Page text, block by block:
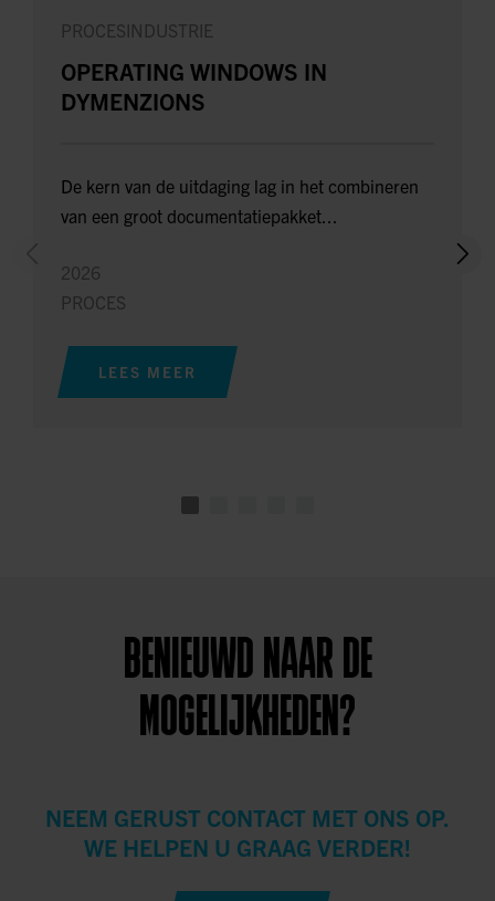
PROCESINDUSTRIE
OPERATING WINDOWS IN
DYMENZIONS
De kern van de uitdaging lag in het combineren
van een groot documentatiepakket...
2026
PROCES
LEES MEER
BENIEUWD NAAR DE
MOGELIJKHEDEN?
NEEM GERUST CONTACT MET ONS OP.
WE HELPEN U GRAAG VERDER!